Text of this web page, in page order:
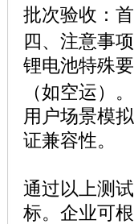
批次验收：
四、注意事项
锂电池特殊
（如空运）。
用户场景模
证兼容性。
通过以上测
标。企业可